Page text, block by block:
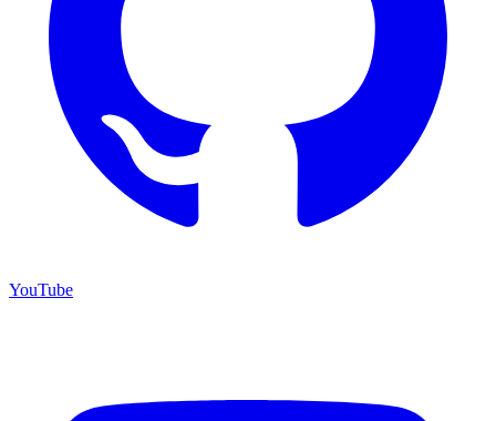
YouTube